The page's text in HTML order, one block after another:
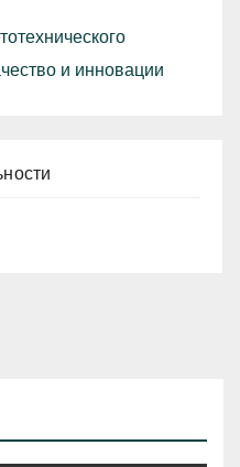
и инновации